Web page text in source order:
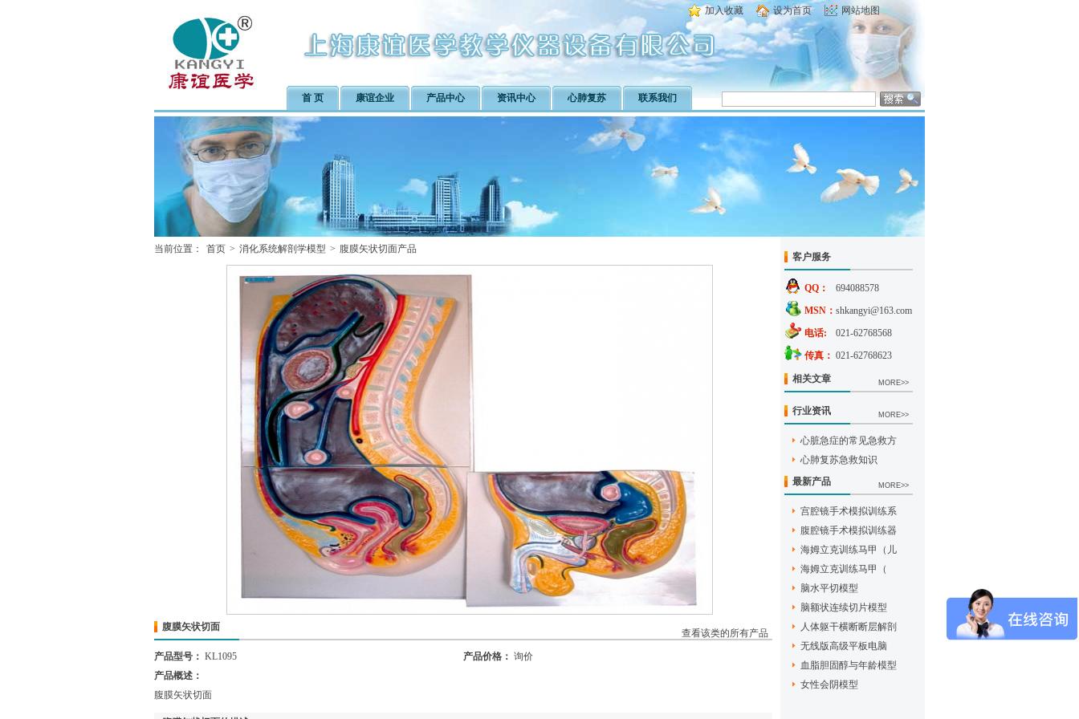
加入收藏 设为首页 网站地图
首 页 康谊企业 产品中心 资讯中心 心肺复苏 联系我们
当前位置： 首页 > 消化系统解剖学模型 > 腹膜矢状切面产品
腹膜矢状切面
查看该类的所有产品
产品型号： KL1095 产品价格： 询价
产品概述：
腹膜矢状切面
客户服务
QQ：
694088578
MSN： shkangyi@163.com
电话:
021-62768568
传真： 021-62768623
相关文章 MORE>>
行业资讯 MORE>>
心脏急症的常见急救方
心肺复苏急救知识
最新产品
MORE>>
宫腔镜手术模拟训练系
腹腔镜手术模拟训练器
海姆立克训练马甲（儿
海姆立克训练马甲（
脑水平切模型
脑额状连续切片模型
人体躯干横断断层解剖
无线版高级平板电脑
血脂胆固醇与年龄模型
女性会阴模型